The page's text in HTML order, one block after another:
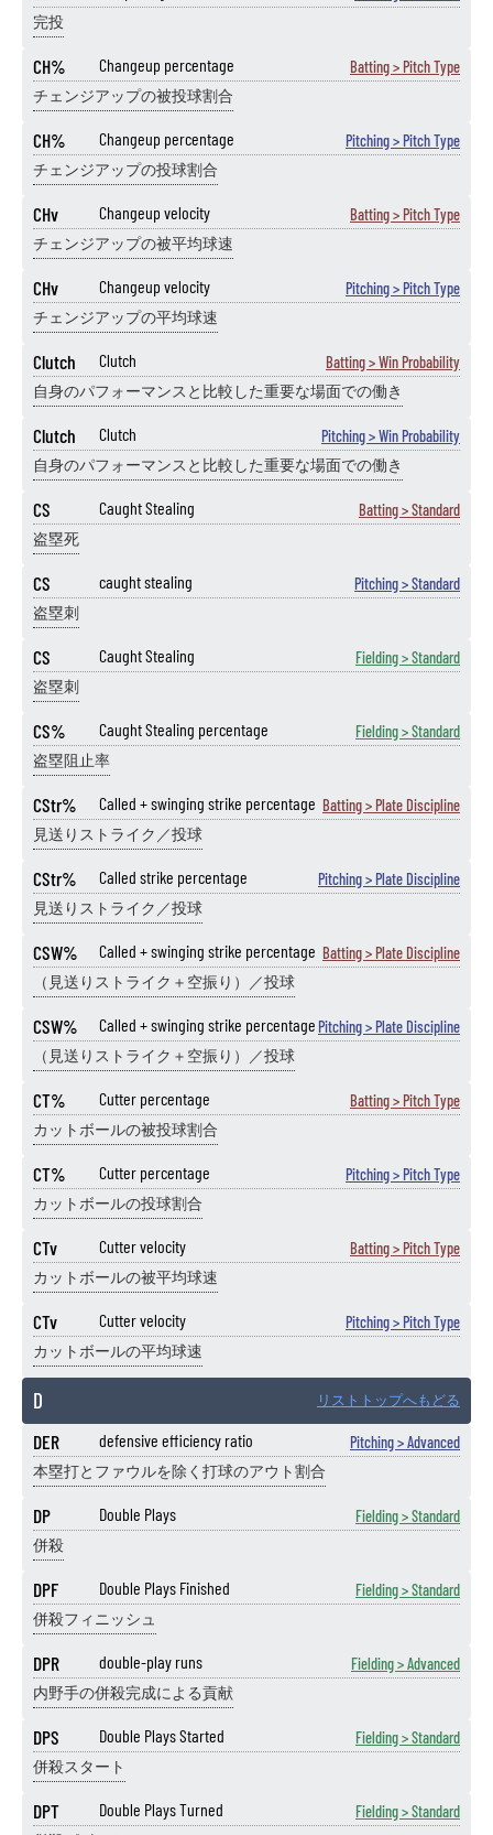
完投
CH% Changeup percentage Batting > Pitch Type
チェンジアップの被投球割合
CH% Changeup percentage Pitching > Pitch Type
チェンジアップの投球割合
CHv Changeup velocity Batting > Pitch Type
チェンジアップの被平均球速
CHv Changeup velocity Pitching > Pitch Type
チェンジアップの平均球速
Clutch Clutch Batting > Win Probability
自身のパフォーマンスと比較した重要な場面での働き
Clutch Clutch Pitching > Win Probability
自身のパフォーマンスと比較した重要な場面での働き
CS Caught Stealing Batting > Standard
盗塁死
CS caught stealing Pitching > Standard
盗塁刺
CS Caught Stealing Fielding > Standard
盗塁刺
CS% Caught Stealing percentage Fielding > Standard
盗塁阻止率
CStr% Called + swinging strike percentage Batting > Plate Discipline
見送りストライク／投球
CStr% Called strike percentage Pitching > Plate Discipline
見送りストライク／投球
CSW% Called + swinging strike percentage Batting > Plate Discipline
（見送りストライク＋空振り）／投球
CSW% Called + swinging strike percentage Pitching > Plate Discipline
（見送りストライク＋空振り）／投球
CT% Cutter percentage Batting > Pitch Type
カットボールの被投球割合
CT% Cutter percentage Pitching > Pitch Type
カットボールの投球割合
CTv Cutter velocity Batting > Pitch Type
カットボールの被平均球速
CTv Cutter velocity Pitching > Pitch Type
カットボールの平均球速
D リストトップへもどる
DER defensive efficiency ratio Pitching > Advanced
本塁打とファウルを除く打球のアウト割合
DP Double Plays Fielding > Standard
併殺
DPF Double Plays Finished Fielding > Standard
併殺フィニッシュ
DPR double-play runs Fielding > Advanced
内野手の併殺完成による貢献
DPS Double Plays Started Fielding > Standard
併殺スタート
DPT Double Plays Turned Fielding > Standard